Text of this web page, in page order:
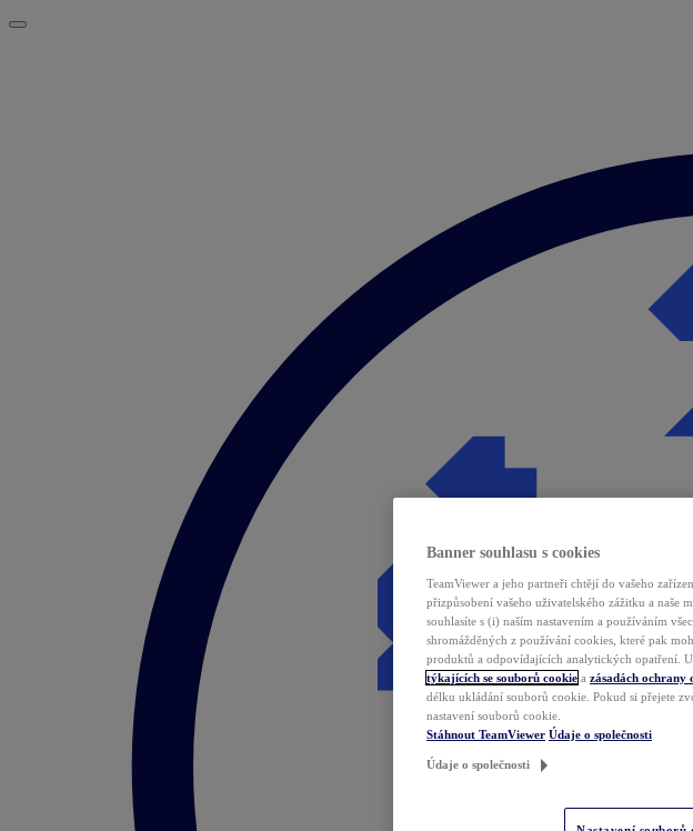
Banner souhlasu s cookies
TeamViewer a jeho partneři chtějí do vašeho
přizpůsobení vašeho uživatelského zážitku a
souhlasíte s (i) naším nastavením a používáním
shromážděných z používání cookies, které pak
produktů a odpovídajících analytických opatření.
týkajících se souborů cookie a zásadách ochrany
délku ukládání souborů cookie. Pokud si přejete
nastavení souborů cookie.
Stáhnout TeamViewer Údaje o společnosti
Údaje o společnosti